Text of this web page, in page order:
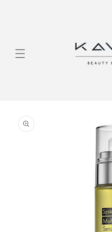
информации
о продукте